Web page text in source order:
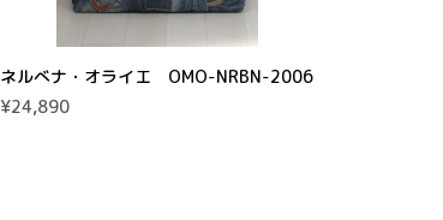
ネルべナ・オライエ OMO-NRBN-2006
¥24,890